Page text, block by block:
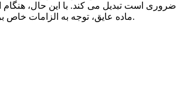
ضروری است تبدیل می کند. با این حال، هنگام
ماده عایق، توجه به الزامات خاص برنامه ضروری است.